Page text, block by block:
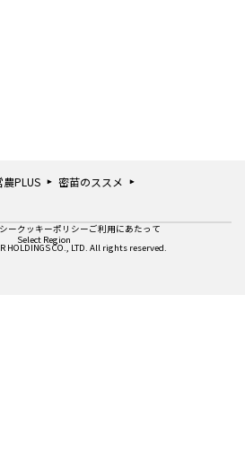
PLUS
密苗のススメ
HOLDINGS CO., LTD. All rights reserved.
ークッキーポリシーご利用にあたって
Select Region